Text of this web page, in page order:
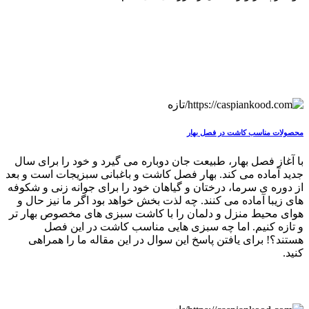
محصولات مناسب کاشت در فصل بهار
با آغاز فصل بهار، طبیعت جان دوباره می گیرد و خود را برای سال
جدید آماده می کند. بهار فصل کاشت و باغبانی سبزیجات است و بعد
از دوره ی سرما، درختان و گیاهان خود را برای جوانه زنی و شکوفه
های زیبا آماده می کنند. چه لذت بخش خواهد بود اگر ما نیز حال و
هوای محیط منزل و دلمان را با کاشت سبزی های مخصوص بهار تر
و تازه کنیم. اما چه سبزی هایی مناسب کاشت در این فصل
هستند؟! برای یافتن پاسخ این سوال در این مقاله ما را همراهی
کنید.